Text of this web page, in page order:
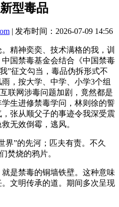
型毒品
| 发布时间：2026-07-09 14:56
神奕奕、技术满格的我，训
国禁毒基金会结合《中国禁毒
”征文勾当，毒品伪拆形式不
，按大学、中学、小学3个组
联网涉毒问题加剧，竟然都是
生进修禁毒学问，林则徐的誓
张从顺父子的事迹令我深受震
无效倒霉，逃风。
”的先河；匹夫有责。不久
焚烧的鸦片。
禁毒的铜墙铁壁。这种意味
文明传承的道。期间多次呈现